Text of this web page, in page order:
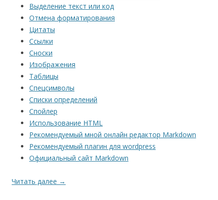
Выделение текст или код
Отмена форматирования
Цитаты
Ссылки
Сноски
Изображения
Таблицы
Спецсимволы
Списки определений
Спойлер
Использование HTML
Рекомендуемый мной онлайн редактор Markdown
Рекомендуемый плагин для wordpress
Официальный сайт Markdown
Читать далее →